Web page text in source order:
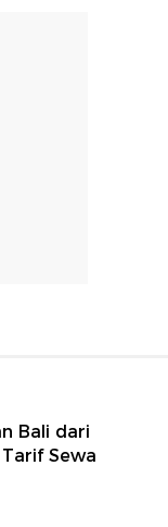
Bali dari
Sewa